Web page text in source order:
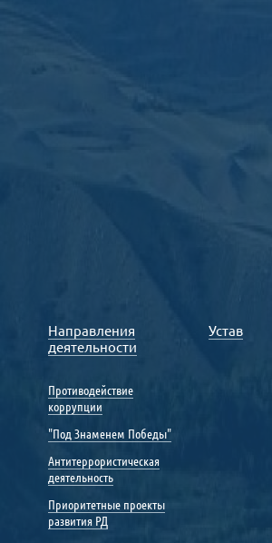
Направления
деятельности
Противодействие
коррупции
"Под Знаменем Победы"
Антитеррористическая
деятельность
Приоритетные проекты
развития РД
Устав